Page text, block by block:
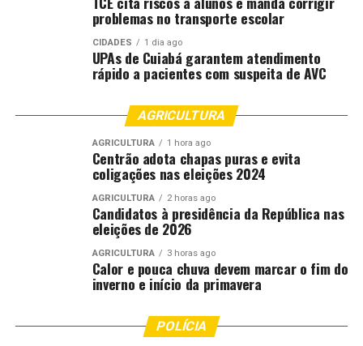
da Redação Canal Rural.
Pecuaristas ampliam uso dos boitéis para
acelerar a engorda; entendaapareceu primeiro em
Comentários
RELATED TOPICS: ACELERAR AGRICULTURA
USO
para quase 490 municípios
problemas no transporte escolar
CIDADES 1 dia ago
UPAs de Cuiabá garantem atendimento
rápido a pacientes com suspeita de AVC
AGRICULTURA
AGRICULTURA 1 hora ago
Centrão adota chapas puras e evita
coligações nas eleições 2024
AGRICULTURA 2 horas ago
Candidatos à presidência da República nas
eleições de 2026
AGRICULTURA 3 horas ago
Calor e pouca chuva devem marcar o fim do
inverno e início da primavera
POLÍCIA